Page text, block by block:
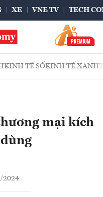
XE VNE TV TECH
KINH TẾ SỐKINH TẾ XANH
mại kích
2024